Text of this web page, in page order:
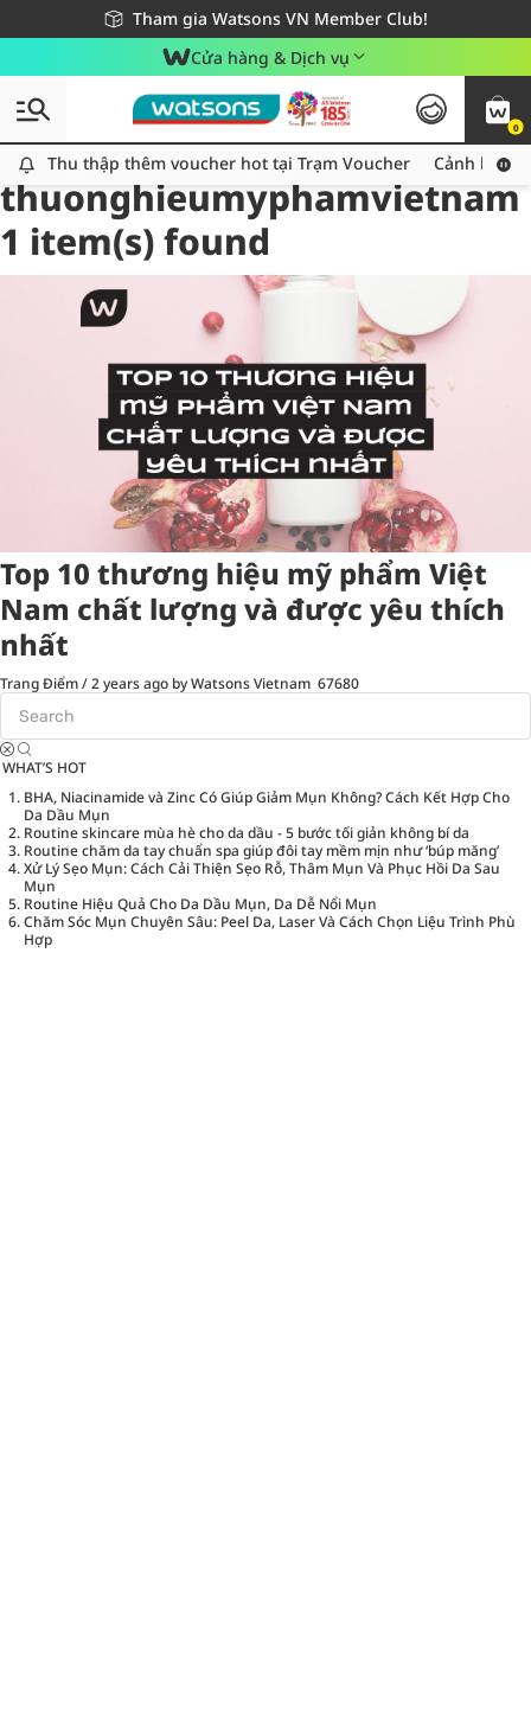
Tham gia Watsons VN Member Club!
Miễn phí giao hàng cho đơn hàng từ 249,000Đ
Giao hàng nhanh 24h - Áp dụng khu vực TP. Hồ Chí Minh
Cửa hàng & Dịch vụ
0
Thu thập thêm voucher hot tại Trạm Voucher
Thu thập thêm voucher hot tại Trạm Voucher Cảnh báo
Tag:
thuonghieumyphamvietnam
1 item(s) found
Top 10 thương hiệu mỹ phẩm Việt
Nam chất lượng và được yêu thích
nhất
Trang Điểm/2 years ago by Watsons Vietnam 67680
WHAT’S HOT
BHA, Niacinamide và Zinc Có Giúp Giảm Mụn Không? Cách Kết Hợp Cho
Da Dầu Mụn
Routine skincare mùa hè cho da dầu - 5 bước tối giản không bí da
Routine chăm da tay chuẩn spa giúp đôi tay mềm mịn như ‘búp măng’
Xử Lý Sẹo Mụn: Cách Cải Thiện Sẹo Rỗ, Thâm Mụn Và Phục Hồi Da Sau
Mụn
Routine Hiệu Quả Cho Da Dầu Mụn, Da Dễ Nổi Mụn
Chăm Sóc Mụn Chuyên Sâu: Peel Da, Laser Và Cách Chọn Liệu Trình Phù
Hợp